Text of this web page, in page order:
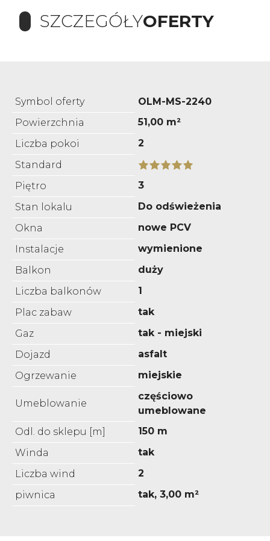
SZCZEGÓŁYOFERTY
Symbol oferty
OLM-MS-2240
Powierzchnia
51,00 m²
Liczba pokoi
2
Standard
Piętro
3
Stan lokalu
Do odświeżenia
Okna
nowe PCV
Instalacje
wymienione
Balkon
duży
Liczba balkonów
1
Plac zabaw
tak
Gaz
tak - miejski
Dojazd
asfalt
Ogrzewanie
miejskie
Umeblowanie
częściowo
umeblowane
Odl. do sklepu [m]
150 m
Winda
tak
Liczba wind
2
piwnica
tak, 3,00 m²